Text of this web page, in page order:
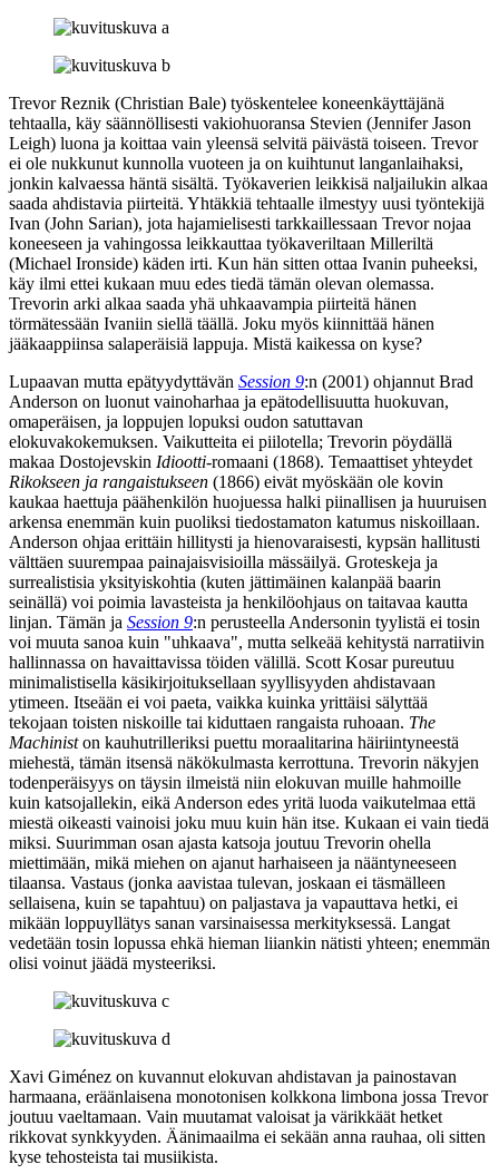
Trevor Reznik (Christian Bale) työskentelee koneenkäyttäjänä
tehtaalla, käy säännöllisesti vakiohuoransa Stevien (Jennifer Jason
Leigh) luona ja koittaa vain yleensä selvitä päivästä toiseen. Trevor
ei ole nukkunut kunnolla vuoteen ja on kuihtunut langanlaihaksi,
jonkin kalvaessa häntä sisältä. Työkaverien leikkisä naljailukin alkaa
saada ahdistavia piirteitä. Yhtäkkiä tehtaalle ilmestyy uusi työntekijä
Ivan (John Sarian), jota hajamielisesti tarkkaillessaan Trevor nojaa
koneeseen ja vahingossa leikkauttaa työkaveriltaan Milleriltä
(Michael Ironside) käden irti. Kun hän sitten ottaa Ivanin puheeksi,
käy ilmi ettei kukaan muu edes tiedä tämän olevan olemassa.
Trevorin arki alkaa saada yhä uhkaavampia piirteitä hänen
törmätessään Ivaniin siellä täällä. Joku myös kiinnittää hänen
jääkaappiinsa salaperäisiä lappuja. Mistä kaikessa on kyse?
Lupaavan mutta epätyydyttävän Session 9:n (2001) ohjannut Brad
Anderson on luonut vainoharhaa ja epätodellisuutta huokuvan,
omaperäisen, ja loppujen lopuksi oudon satuttavan
elokuvakokemuksen. Vaikutteita ei piilotella; Trevorin pöydällä
makaa Dostojevskin Idiootti-romaani (1868). Temaattiset yhteydet
Rikokseen ja rangaistukseen (1866) eivät myöskään ole kovin
kaukaa haettuja päähenkilön huojuessa halki piinallisen ja huuruisen
arkensa enemmän kuin puoliksi tiedostamaton katumus niskoillaan.
Anderson ohjaa erittäin hillitysti ja hienovaraisesti, kypsän hallitusti
välttäen suurempaa painajaisvisioilla mässäilyä. Groteskeja ja
surrealistisia yksityiskohtia (kuten jättimäinen kalanpää baarin
seinällä) voi poimia lavasteista ja henkilöohjaus on taitavaa kautta
linjan. Tämän ja Session 9:n perusteella Andersonin tyylistä ei tosin
voi muuta sanoa kuin "uhkaava", mutta selkeää kehitystä narratiivin
hallinnassa on havaittavissa töiden välillä. Scott Kosarpureutuu
minimalistisella käsikirjoituksellaan syyllisyyden ahdistavaan
ytimeen. Itseään ei voi paeta, vaikka kuinka yrittäisi sälyttää
tekojaan toisten niskoille tai kiduttaen rangaista ruhoaan. The
Machiniston kauhutrilleriksi puettu moraalitarina häiriintyneestä
miehestä, tämän itsensä näkökulmasta kerrottuna. Trevorin näkyjen
todenperäisyys on täysin ilmeistä niin elokuvan muille hahmoille
kuin katsojallekin, eikä Anderson edes yritä luoda vaikutelmaa että
miestä oikeasti vainoisi joku muu kuin hän itse. Kukaan ei vain tiedä
miksi. Suurimman osan ajasta katsoja joutuu Trevorin ohella
miettimään, mikä miehen on ajanut harhaiseen ja nääntyneeseen
tilaansa. Vastaus (jonka aavistaa tulevan, joskaan ei täsmälleen
sellaisena, kuin se tapahtuu) on paljastava ja vapauttava hetki, ei
mikään loppuyllätys sanan varsinaisessa merkityksessä. Langat
vedetään tosin lopussa ehkä hieman liiankin nätisti yhteen; enemmän
olisi voinut jäädä mysteeriksi.
Xavi Giménez on kuvannut elokuvan ahdistavan ja painostavan
harmaana, eräänlaisena monotonisen kolkkona limbona jossa Trevor
joutuu vaeltamaan. Vain muutamat valoisat ja värikkäät hetket
rikkovat synkkyyden. Äänimaailma ei sekään anna rauhaa, oli sitten
kyse tehosteista tai musiikista.